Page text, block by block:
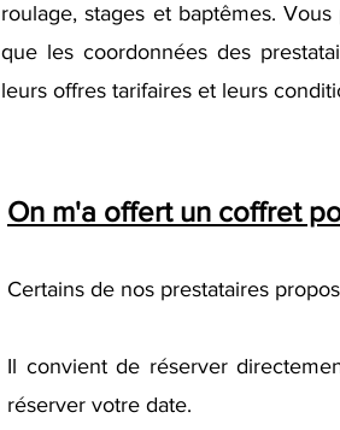
roulage, stages et baptêmes.
que les coordonnées des
leurs offres tarifaires et leurs
Certains de nos prestataires
Il convient de réserver
réserver votre date.
On m'a offert un coffret